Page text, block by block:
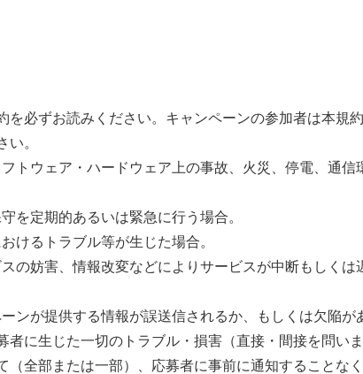
を必ずお読みください。キャンペーンの参加者は本規
。
トウェア・ハードウェア上の事故、火災、停電、通
を定期的あるいは緊急に行う場合。
けるトラブル等が生じた場合。
の妨害、情報改変などによりサービスが中断もしくは
ンが提供する情報が誤送信されるか、もしくは欠陥が
者に生じた一切のトラブル・損害（直接・間接を問い
全部または一部）、応募者に事前に通知することな